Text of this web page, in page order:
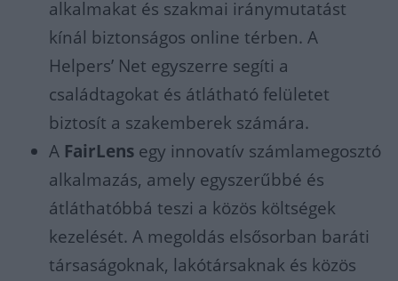
alkalmakat és szakmai iránymutatást
kínál biztonságos online térben. A
Helpers’ Net egyszerre segíti a
családtagokat és átlátható felületet
biztosít a szakemberek számára.
A FairLens egy innovatív számlamegosztó
alkalmazás, amely egyszerűbbé és
átláthatóbbá teszi a közös költségek
kezelését. A megoldás elsősorban baráti
társaságoknak, lakótársaknak és közös